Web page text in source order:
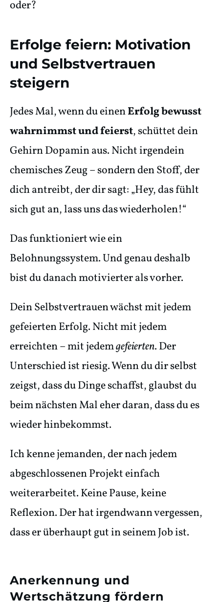
oder?
Erfolge feiern: Motivation
und Selbstvertrauen
steigern
Jedes Mal, wenn du einenErfolg bewusst
wahrnimmst und feierst, schüttet dein
Gehirn Dopamin aus. Nicht irgendein
chemisches Zeug – sondern den Stoff, der
dich antreibt, der dir sagt: „Hey, das fühlt
sich gut an, lass uns das wiederholen!“
Das funktioniert wie ein
Belohnungssystem. Und genau deshalb
bist du danach motivierter als vorher.
Dein Selbstvertrauen wächst mit jedem
gefeierten Erfolg. Nicht mit jedem
erreichten – mit jedemgefeierten. Der
Unterschied ist riesig. Wenn du dir selbst
zeigst, dass du Dinge schaffst, glaubst du
beim nächsten Mal eher daran, dass du es
wieder hinbekommst.
Ich kenne jemanden, der nach jedem
abgeschlossenen Projekt einfach
weiterarbeitet. Keine Pause, keine
Reflexion. Der hat irgendwann vergessen,
dass er überhaupt gut in seinem Job ist.
Anerkennung und
Wertschätzung fördern